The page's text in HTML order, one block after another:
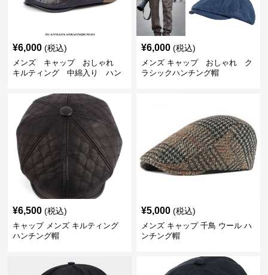
¥6,000 (税込)
メンズ キャップ おしゃれ
キルティング 中綿入り ハン
¥6,000 (税込)
メンズ キャップ おしゃれ ク
ラシックハンチング帽
¥6,500 (税込)
キャップ メンズ キルティング
ハンチング帽
¥5,000 (税込)
メンズ キャップ 千鳥 ウール ハ
ンチング帽